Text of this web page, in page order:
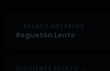
Reguetón Lento